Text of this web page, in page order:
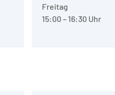
Freitag
15:00 – 16:30 Uhr